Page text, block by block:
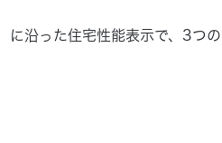
に沿った住宅性能表示で、3つの